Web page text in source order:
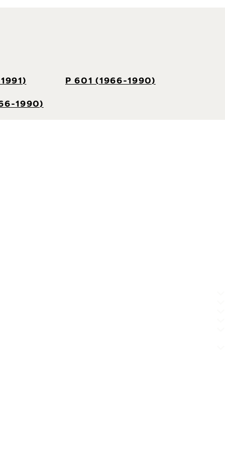
P 601 (1966-1990)
1990)